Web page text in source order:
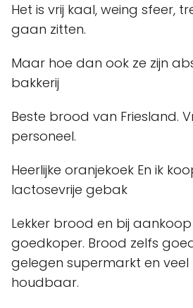
Het is vrij kaal, weing sfeer,
gaan zitten.
Maar hoe dan ook ze zijn
bakkerij
Beste brood van Friesland.
personeel.
Heerlijke oranjekoek En ik
lactosevrije gebak
Lekker brood en bij
goedkoper. Brood zelfs
gelegen supermarkt en
houdbaar.